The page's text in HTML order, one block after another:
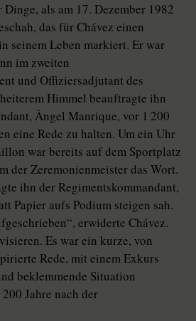
Dinge, als am 17. Dezember 1982
das für Chávez einen
seinem Leben markiert. Er war
im zweiten
und Offiziersadjutant des
Himmel beauftragte ihn
Àngel Manrique, vor 1 200
eine Rede zu halten. Um ein Uhr
war bereits auf dem Sportplatz
der Zeremonienmeister das Wort.
ihn der Regimentskommandant,
Papier aufs Podium steigen sah.
erwiderte Chávez.
Es war ein kurze, von
Rede, mit einem Exkurs
beklemmende Situation
Jahre nach der